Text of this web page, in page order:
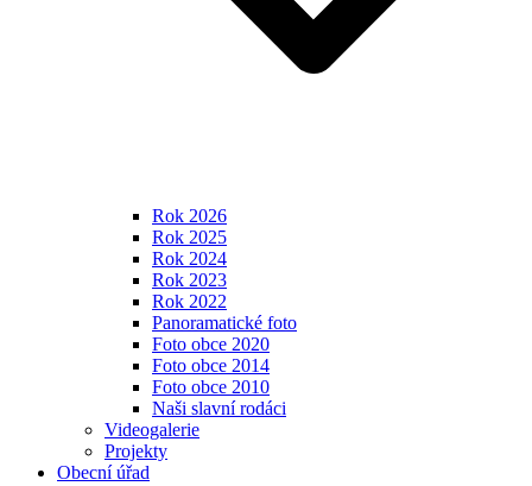
Rok 2026
Rok 2025
Rok 2024
Rok 2023
Rok 2022
Panoramatické foto
Foto obce 2020
Foto obce 2014
Foto obce 2010
Naši slavní rodáci
Videogalerie
Projekty
Obecní úřad